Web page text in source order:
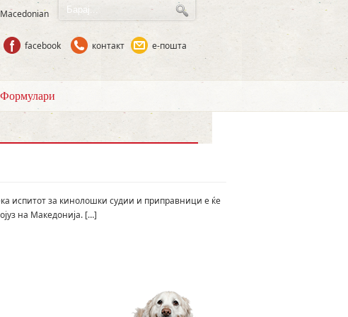
Macedonian
facebook контакт е-пошта
Формулари
испитот за кинолошки судии и приправници е ќе
на Македонија. […]